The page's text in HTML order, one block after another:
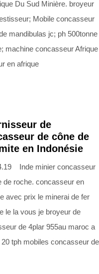
Du Sud Minière. broyeur
Mobile concasseur
mandibulas jc; ph 500tonne
machine concasseur Afrique
en afrique
de
de cône de
en Indonésie
Inde minier concasseur
de roche. concasseur en
avec prix le minerai de fer
le la vous je broyeur de
de 4plar 955au maroc a
tph mobiles concasseur de